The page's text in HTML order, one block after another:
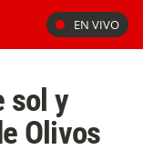
EN VIVO
sol y
Olivos